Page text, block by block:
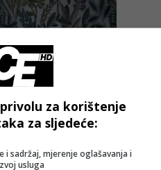
za korištenje
za sljedeće:
i sadržaj, mjerenje oglašavanja i
usluga